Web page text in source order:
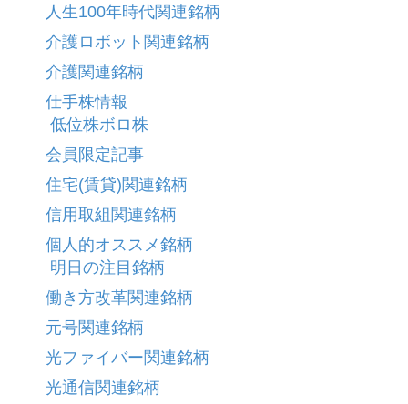
人生100年時代関連銘柄
介護ロボット関連銘柄
介護関連銘柄
仕手株情報
低位株ボロ株
会員限定記事
住宅(賃貸)関連銘柄
信用取組関連銘柄
個人的オススメ銘柄
明日の注目銘柄
働き方改革関連銘柄
元号関連銘柄
光ファイバー関連銘柄
光通信関連銘柄